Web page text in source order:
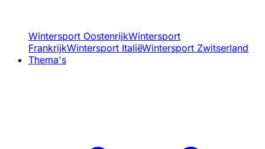
Wintersport OostenrijkWintersport
FrankrijkWintersport ItaliëWintersport Zwitserland
Thema's